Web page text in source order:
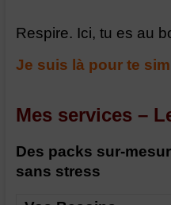
Respire. Ici, tu es au
Je suis là pour te
Mes services –
Des packs sur-
sans stress